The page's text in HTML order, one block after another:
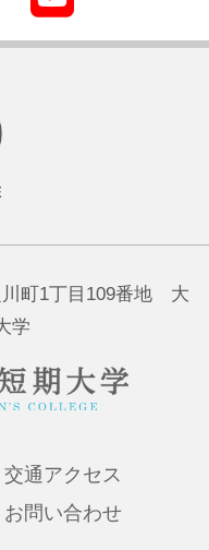
町1丁目109番地 大
学
交通アクセス
お問い合わせ